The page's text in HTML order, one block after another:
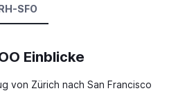
SFO
Einblicke
von Zürich nach San Francisco